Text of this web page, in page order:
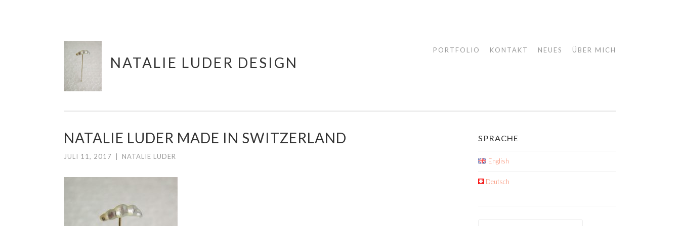
content
NATALIE LUDER DESIGN
PORTFOLIO KONTAKT NEUES ÜBER MICH
NATALIE LUDER MADE IN SWITZERLAND
JULI 11, 2017 NATALIE LUDER
SPRACHE
English
Deutsch